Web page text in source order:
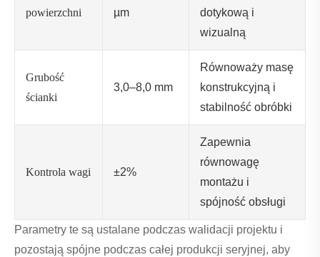
powierzchni
µm
dotykową i
wizualną
Grubość
ścianki
3,0–8,0 mm
Równoważy masę
konstrukcyjną i
stabilność obróbki
Kontrola wagi ±2%
Zapewnia
równowagę
montażu i
spójność obsługi
Parametry te są ustalane podczas walidacji projektu i
pozostają spójne podczas całej produkcji seryjnej, aby